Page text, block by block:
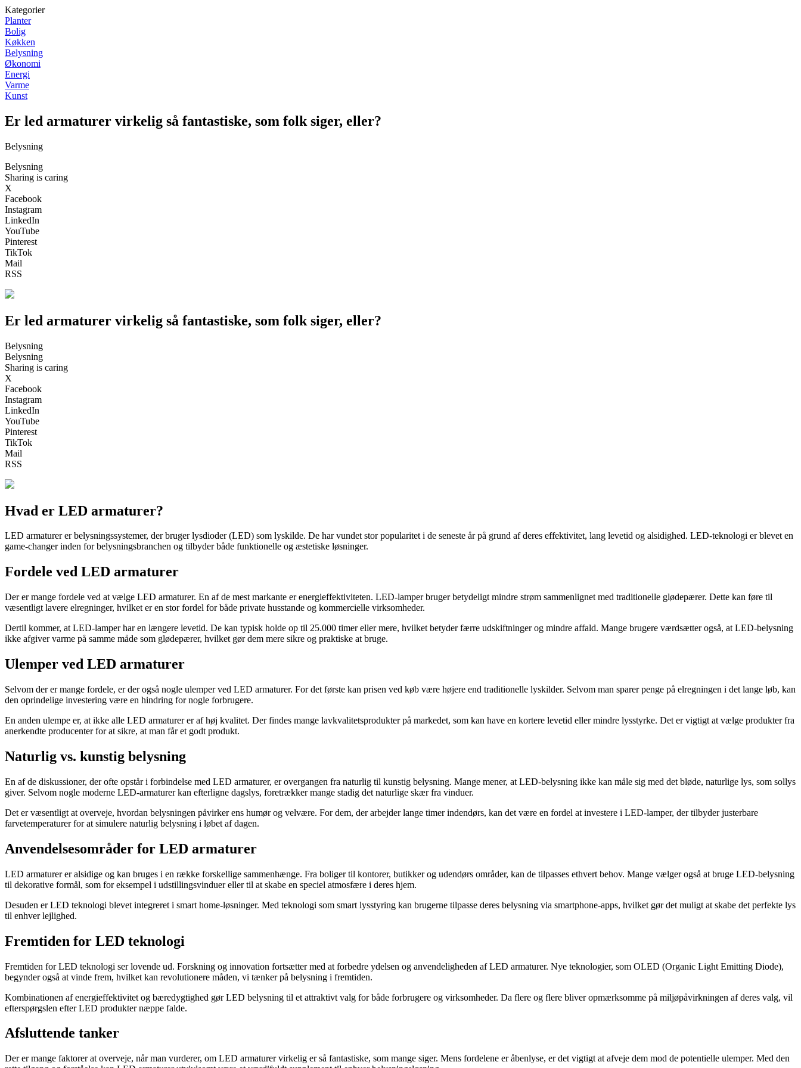
Kategorier
Planter
Bolig
Køkken
Belysning
Økonomi
Energi
Varme
Kunst
Er led armaturer virkelig så fantastiske, som folk siger, eller?
Belysning
Belysning
Sharing is caring
X
Facebook
Instagram
LinkedIn
YouTube
Pinterest
TikTok
Mail
RSS
Er led armaturer virkelig så fantastiske, som folk siger, eller?
Belysning
Belysning
Sharing is caring
X
Facebook
Instagram
LinkedIn
YouTube
Pinterest
TikTok
Mail
RSS
Hvad er LED armaturer?
LED armaturer er belysningssystemer, der bruger lysdioder (LED) som lyskilde. De har vundet stor popularitet i de seneste år på grund af deres effektivitet, lang levetid og alsidighed. LED-teknologi er blevet en
game-changer inden for belysningsbranchen og tilbyder både funktionelle og æstetiske løsninger.
Fordele ved LED armaturer
Der er mange fordele ved at vælge LED armaturer. En af de mest markante er energieffektiviteten. LED-lamper bruger betydeligt mindre strøm sammenlignet med traditionelle glødepærer. Dette kan føre til
væsentligt lavere elregninger, hvilket er en stor fordel for både private husstande og kommercielle virksomheder.
Dertil kommer, at LED-lamper har en længere levetid. De kan typisk holde op til 25.000 timer eller mere, hvilket betyder færre udskiftninger og mindre affald. Mange brugere værdsætter også, at LED-belysning
ikke afgiver varme på samme måde som glødepærer, hvilket gør dem mere sikre og praktiske at bruge.
Ulemper ved LED armaturer
Selvom der er mange fordele, er der også nogle ulemper ved LED armaturer. For det første kan prisen ved køb være højere end traditionelle lyskilder. Selvom man sparer penge på elregningen i det lange løb, kan
den oprindelige investering være en hindring for nogle forbrugere.
En anden ulempe er, at ikke alle LED armaturer er af høj kvalitet. Der findes mange lavkvalitetsprodukter på markedet, som kan have en kortere levetid eller mindre lysstyrke. Det er vigtigt at vælge produkter fra
anerkendte producenter for at sikre, at man får et godt produkt.
Naturlig vs. kunstig belysning
En af de diskussioner, der ofte opstår i forbindelse med LED armaturer, er overgangen fra naturlig til kunstig belysning. Mange mener, at LED-belysning ikke kan måle sig med det bløde, naturlige lys, som sollys
giver. Selvom nogle moderne LED-armaturer kan efterligne dagslys, foretrækker mange stadig det naturlige skær fra vinduer.
Det er væsentligt at overveje, hvordan belysningen påvirker ens humør og velvære. For dem, der arbejder lange timer indendørs, kan det være en fordel at investere i LED-lamper, der tilbyder justerbare
farvetemperaturer for at simulere naturlig belysning i løbet af dagen.
Anvendelsesområder for LED armaturer
LED armaturer er alsidige og kan bruges i en række forskellige sammenhænge. Fra boliger til kontorer, butikker og udendørs områder, kan de tilpasses ethvert behov. Mange vælger også at bruge LED-belysning
til dekorative formål, som for eksempel i udstillingsvinduer eller til at skabe en speciel atmosfære i deres hjem.
Desuden er LED teknologi blevet integreret i smart home-løsninger. Med teknologi som smart lysstyring kan brugerne tilpasse deres belysning via smartphone-apps, hvilket gør det muligt at skabe det perfekte lys
til enhver lejlighed.
Fremtiden for LED teknologi
Fremtiden for LED teknologi ser lovende ud. Forskning og innovation fortsætter med at forbedre ydelsen og anvendeligheden af LED armaturer. Nye teknologier, som OLED (Organic Light Emitting Diode),
begynder også at vinde frem, hvilket kan revolutionere måden, vi tænker på belysning i fremtiden.
Kombinationen af energieffektivitet og bæredygtighed gør LED belysning til et attraktivt valg for både forbrugere og virksomheder. Da flere og flere bliver opmærksomme på miljøpåvirkningen af deres valg, vil
efterspørgslen efter LED produkter næppe falde.
Afsluttende tanker
Der er mange faktorer at overveje, når man vurderer, om LED armaturer virkelig er så fantastiske, som mange siger. Mens fordelene er åbenlyse, er det vigtigt at afveje dem mod de potentielle ulemper. Med den